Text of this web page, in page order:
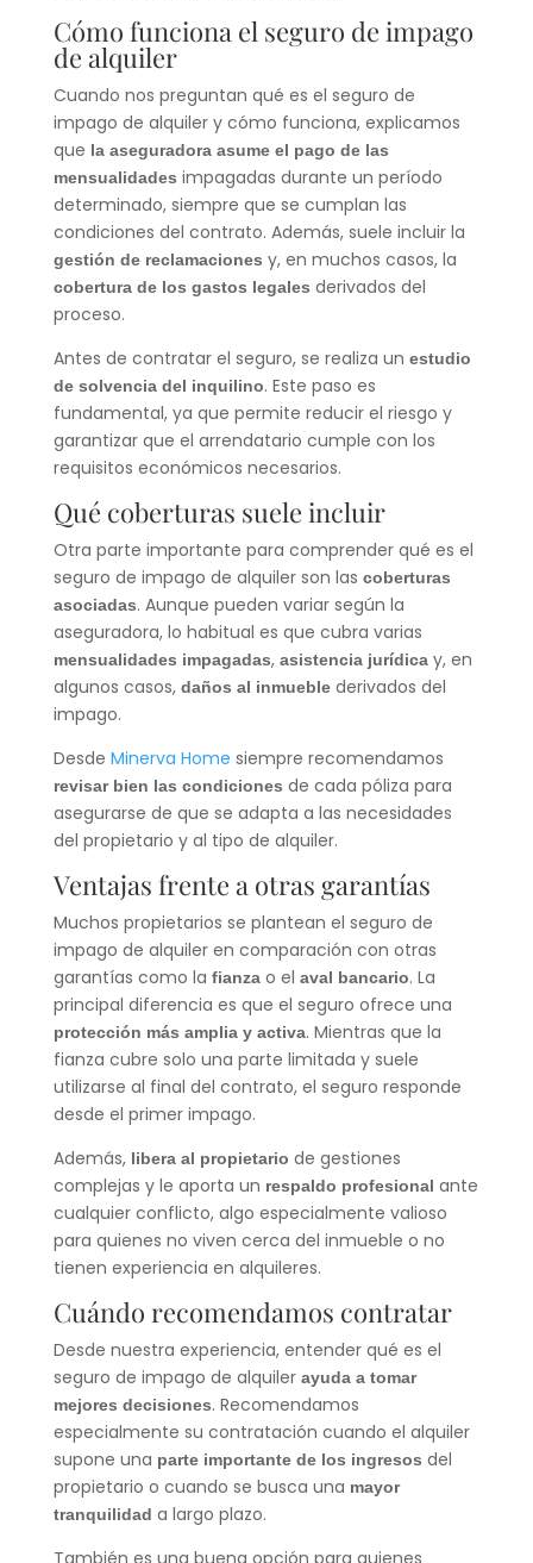
Cómo funciona el seguro de impago
de alquiler
Cuando nos preguntan qué es el seguro de
impago de alquiler y cómo funciona, explicamos
que la aseguradora asume el pago de las
mensualidades impagadas durante un período
determinado, siempre que se cumplan las
condiciones del contrato. Además, suele incluir la
gestión de reclamaciones y, en muchos casos, la
cobertura de los gastos legales derivados del
proceso.
Antes de contratar el seguro, se realiza un estudio
de solvencia del inquilino. Este paso es
fundamental, ya que permite reducir el riesgo y
garantizar que el arrendatario cumple con los
requisitos económicos necesarios.
Qué coberturas suele incluir
Otra parte importante para comprender qué es el
seguro de impago de alquiler son las coberturas
asociadas. Aunque pueden variar según la
aseguradora, lo habitual es que cubra varias
mensualidades impagadas, asistencia jurídicay, en
algunos casos, daños al inmueblederivados del
impago.
Desde Minerva Home siempre recomendamos
revisar bien las condiciones de cada póliza para
asegurarse de que se adapta a las necesidades
del propietario y al tipo de alquiler.
Ventajas frente a otras garantías
Muchos propietarios se plantean el seguro de
impago de alquiler en comparación con otras
garantías como la fianza o el aval bancario. La
principal diferencia es que el seguro ofrece una
protección más amplia y activa. Mientras que la
fianza cubre solo una parte limitada y suele
utilizarse al final del contrato, el seguro responde
desde el primer impago.
Además, libera al propietario de gestiones
complejas y le aporta un respaldo profesional ante
cualquier conflicto, algo especialmente valioso
para quienes no viven cerca del inmueble o no
tienen experiencia en alquileres.
Cuándo recomendamos contratar
Desde nuestra experiencia, entender qué es el
seguro de impago de alquiler ayuda a tomar
mejores decisiones. Recomendamos
especialmente su contratación cuando el alquiler
supone una parte importante de los ingresos del
propietario o cuando se busca una mayor
tranquilidad a largo plazo.
También es una buena opción para quienes